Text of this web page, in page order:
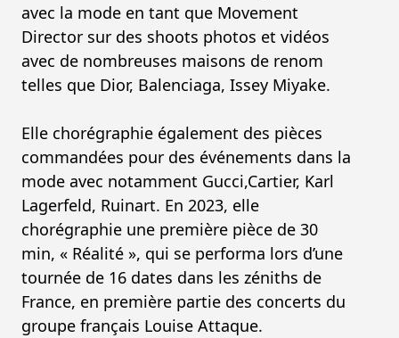
avec la mode en tant que Movement
Director sur des shoots photos et vidéos
avec de nombreuses maisons de renom
telles que Dior, Balenciaga, Issey Miyake.
Elle chorégraphie également des pièces
commandées pour des événements dans la
mode avec notamment Gucci,Cartier, Karl
Lagerfeld, Ruinart. En 2023, elle
chorégraphie une première pièce de 30
min, « Réalité », qui se performa lors d’une
tournée de 16 dates dans les zéniths de
France, en première partie des concerts du
groupe français Louise Attaque.